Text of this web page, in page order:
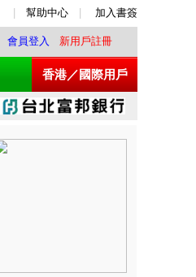
幫助中心 加入書簽
會員登入 新用戶註冊
香港／國際用戶